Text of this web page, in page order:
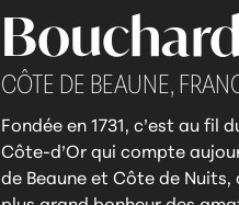
CÔTE DE BEAUNE,
Fondée en 1731, c’est au fil
Côte-d’Or qui compte
de Beaune et Côte de